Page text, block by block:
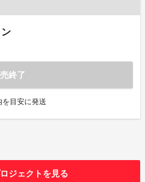
終了
目安に発送
ジェクトを見る